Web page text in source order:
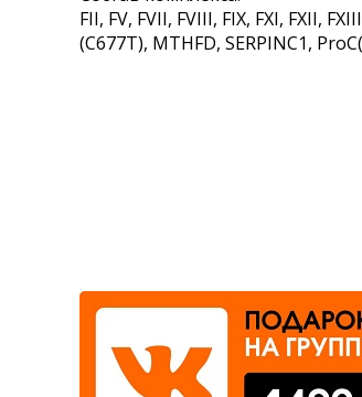
Где сдать
FII, FV, FVII, FVIII, FIX, FXI, FXII,
(C677T), MTHFD, SERPINC1,